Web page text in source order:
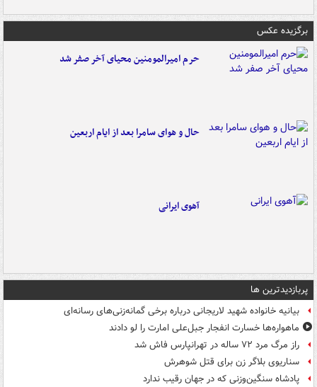
برگزیده عکس
حرم امیرالمومنین محیای آخر صفر شد
حال و هوای سامرا بعد از ایام اربعین
آهوی ایرانی
پربازدیدترین ها
بیانیه خانواده شهید لاریجانی درباره برخی گمانه‌زنی‌های رسانه‌ای
ماهواره‌ها خسارت انفجار جبل‌علی امارت را لو دادند
راز مرگ مرد ۷۲ ساله در تهرانپارس فاش شد
سناریوی بلاگر زن برای قتل شوهرش
پادشاه سنگین‌وزنی که در جهان رقیب ندارد